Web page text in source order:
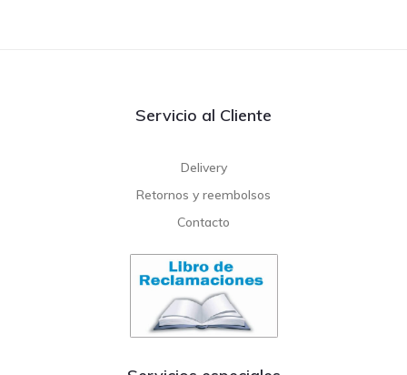
Servicio al Cliente
Delivery
Retornos y reembolsos
Contacto